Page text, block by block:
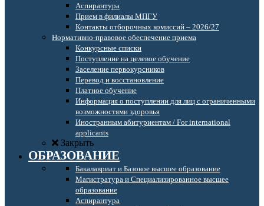
Аспирантура
Прием в филиалы МПГУ
Контакты отборочных комиссий – 2026/27
Нормативно-правовое обеспечение приема
Конкурсные списки
Поступление на целевое обучение
Заселение первокурсников
Перевод и восстановление
Платное обучение
Информация о поступлении для лиц с ограниченными
возможностями здоровья
Иностранным абитуриентам / For international
applicants
Закрыть
ОБРАЗОВАНИЕ
Бакалавриат и Базовое высшее образование
Магистратура и Специализированное высшее
образование
Аспирантура